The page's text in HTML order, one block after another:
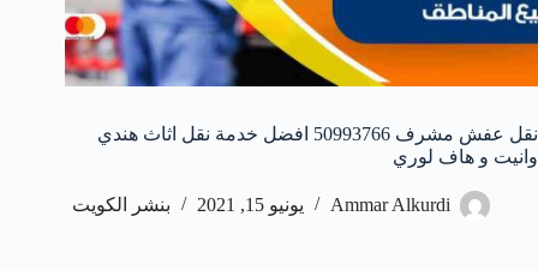
نقل عفش مشرف 50993766 افضل خدمة نقل اثاث هندي
وانيت و هاف لوري
Ammar Alkurdi يونيو 15, 2021 بنشر الكويت